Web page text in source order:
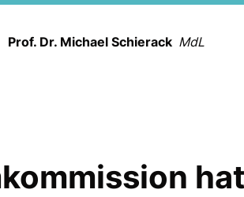
Prof. Dr. Michael Schierack MdL